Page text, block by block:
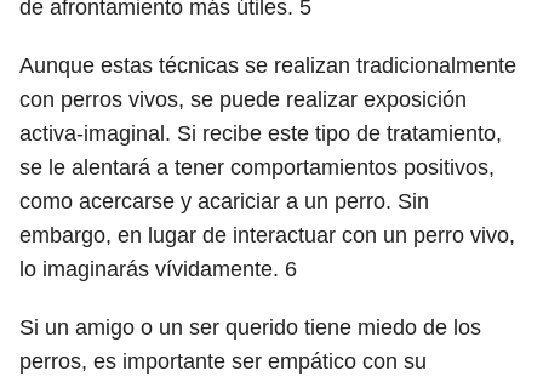
de afrontamiento más útiles. 5
Aunque estas técnicas se realizan tradicionalmente
con perros vivos, se puede realizar exposición
activa-imaginal. Si recibe este tipo de tratamiento,
se le alentará a tener comportamientos positivos,
como acercarse y acariciar a un perro. Sin
embargo, en lugar de interactuar con un perro vivo,
lo imaginarás vívidamente. 6
Si un amigo o un ser querido tiene miedo de los
perros, es importante ser empático con su